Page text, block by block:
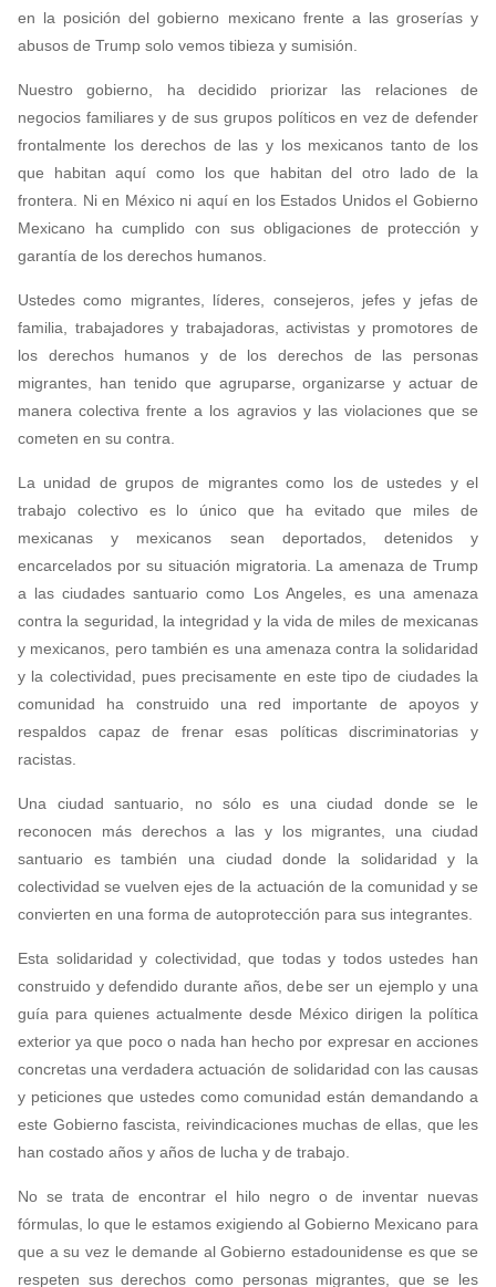
en la posición del gobierno mexicano frente a las groserías y
abusos de Trump solo vemos tibieza y sumisión.
Nuestro gobierno, ha decidido priorizar las relaciones de
negocios familiares y de sus grupos políticos en vez de defender
frontalmente los derechos de las y los mexicanos tanto de los
que habitan aquí como los que habitan del otro lado de la
frontera. Ni en México ni aquí en los Estados Unidos el Gobierno
Mexicano ha cumplido con sus obligaciones de protección y
garantía de los derechos humanos.
Ustedes como migrantes, líderes, consejeros, jefes y jefas de
familia, trabajadores y trabajadoras, activistas y promotores de
los derechos humanos y de los derechos de las personas
migrantes, han tenido que agruparse, organizarse y actuar de
manera colectiva frente a los agravios y las violaciones que se
cometen en su contra.
La unidad de grupos de migrantes como los de ustedes y el
trabajo colectivo es lo único que ha evitado que miles de
mexicanas y mexicanos sean deportados, detenidos y
encarcelados por su situación migratoria. La amenaza de Trump
a las ciudades santuario como Los Angeles, es una amenaza
contra la seguridad, la integridad y la vida de miles de mexicanas
y mexicanos, pero también es una amenaza contra la solidaridad
y la colectividad, pues precisamente en este tipo de ciudades la
comunidad ha construido una red importante de apoyos y
respaldos capaz de frenar esas políticas discriminatorias y
racistas.
Una ciudad santuario, no sólo es una ciudad donde se le
reconocen más derechos a las y los migrantes, una ciudad
santuario es también una ciudad donde la solidaridad y la
colectividad se vuelven ejes de la actuación de la comunidad y se
convierten en una forma de autoprotección para sus integrantes.
Esta solidaridad y colectividad, que todas y todos ustedes han
construido y defendido durante años, debe ser un ejemplo y una
guía para quienes actualmente desde México dirigen la política
exterior ya que poco o nada han hecho por expresar en acciones
concretas una verdadera actuación de solidaridad con las causas
y peticiones que ustedes como comunidad están demandando a
este Gobierno fascista, reivindicaciones muchas de ellas, que les
han costado años y años de lucha y de trabajo.
No se trata de encontrar el hilo negro o de inventar nuevas
fórmulas, lo que le estamos exigiendo al Gobierno Mexicano para
que a su vez le demande al Gobierno estadounidense es que se
respeten sus derechos como personas migrantes, que se les